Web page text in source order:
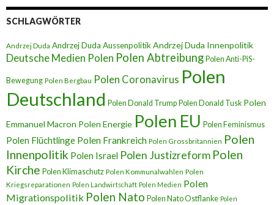
SCHLAGWÖRTER
Andrzej Duda Andrzej Duda AussenpolitikAndrzej Duda Innenpolitik
Deutsche Medien Polen Polen Abtreibung Polen Anti-PiS-
Bewegung Polen Bergbau Polen Coronavirus Polen
Deutschland Polen Donald Trump Polen Donald Tusk Polen
Emmanuel Macron Polen Energie Polen EU Polen Feminismus
Polen Flüchtlinge Polen Frankreich Polen Grossbritannien Polen
Innenpolitik Polen Israel Polen Justizreform Polen
Kirche Polen Klimaschutz Polen Kommunalwahlen Polen
Kriegsreparationen Polen Landwirtschaft Polen Medien Polen
Migrationspolitik Polen Nato Polen Nato Ostflanke Polen